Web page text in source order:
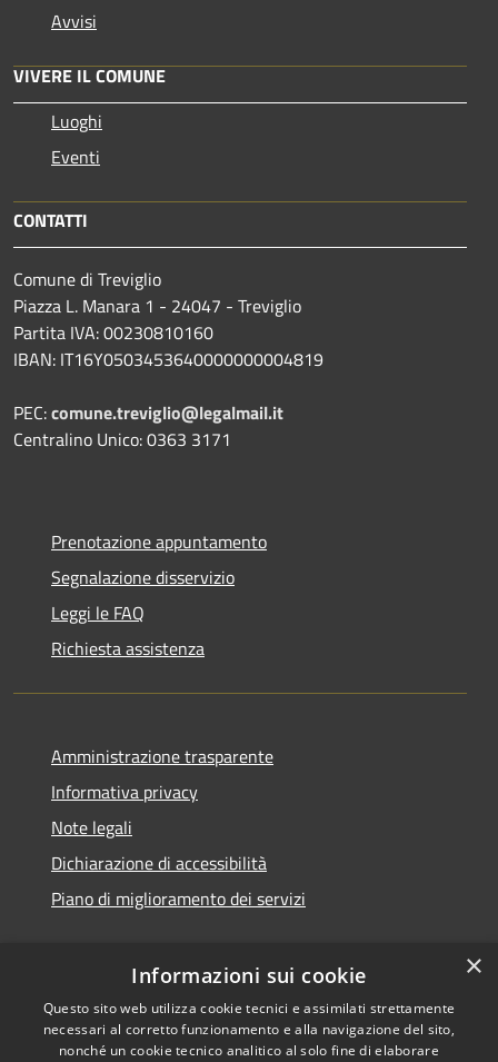
Avvisi
VIVERE IL COMUNE
Luoghi
Eventi
CONTATTI
Comune di Treviglio
Piazza L. Manara 1 - 24047 - Treviglio
Partita IVA: 00230810160
IBAN: IT16Y0503453640000000004819
PEC:comune.treviglio@legalmail.it
Centralino Unico: 0363 3171
Prenotazione appuntamento
Segnalazione disservizio
Leggi le FAQ
Richiesta assistenza
Amministrazione trasparente
Informativa privacy
Note legali
Dichiarazione di accessibilità
Piano di miglioramento dei servizi
RSS
Accessibilità
Copyright © 2026 • Comune di
Treviglio • Powered by
×
Informazioni sui cookie
Questo sito web utilizza cookie tecnici e assimilati strettamente
necessari al corretto funzionamento e alla navigazione del sito,
nonché un cookie tecnico analitico al solo fine di elaborare